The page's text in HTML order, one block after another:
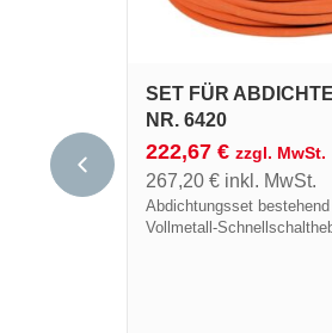
SET FÜR
NR. 6420
222,67 € zzgl. MwSt.
267,20 € inkl. MwSt.
Abdichtungsset
Vollmetall-